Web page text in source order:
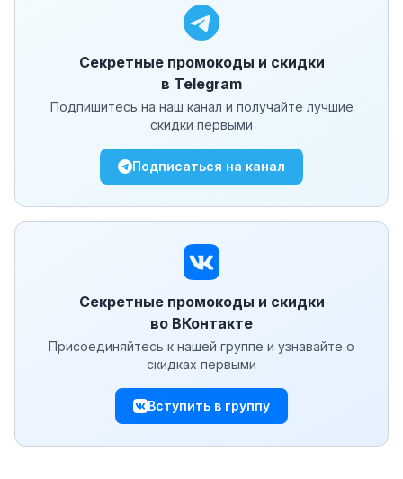
Секретные промокоды и скидки
в Telegram
Подпишитесь на наш канал и получайте лучшие
скидки первыми
Подписаться на канал
Секретные промокоды и скидки
во ВКонтакте
Присоединяйтесь к нашей группе и узнавайте о
скидках первыми
Вступить в группу